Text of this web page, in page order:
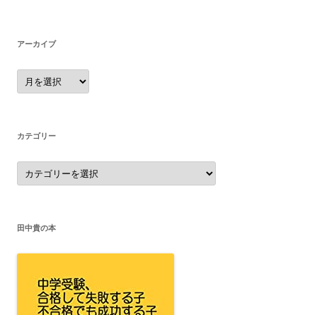
アーカイブ
ア
ー
カ
カテゴリー
カ
テ
ゴ
田中貴の本